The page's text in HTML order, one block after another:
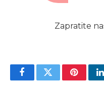
Zapratite
FacebookTwitter